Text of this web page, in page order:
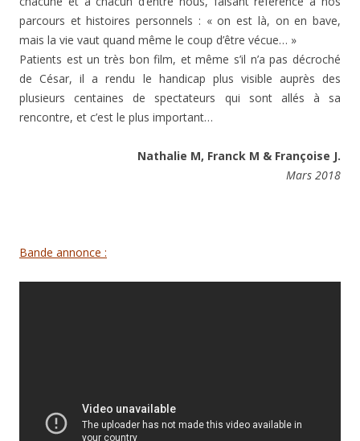
parcours et histoires personnels : « on est là, on en bave,
mais la vie vaut quand même le coup d’être vécue… »
Patients est un très bon film, et même s’il n’a pas décroché
de César, il a rendu le handicap plus visible auprès des
plusieurs centaines de spectateurs qui sont allés à sa
rencontre, et c’est le plus important…
Nathalie M, Franck M & Françoise J.
Mars 2018
Bande annonce :